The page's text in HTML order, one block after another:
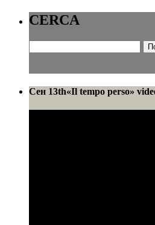
CERCA
Сен 13th«Il tempo perso»